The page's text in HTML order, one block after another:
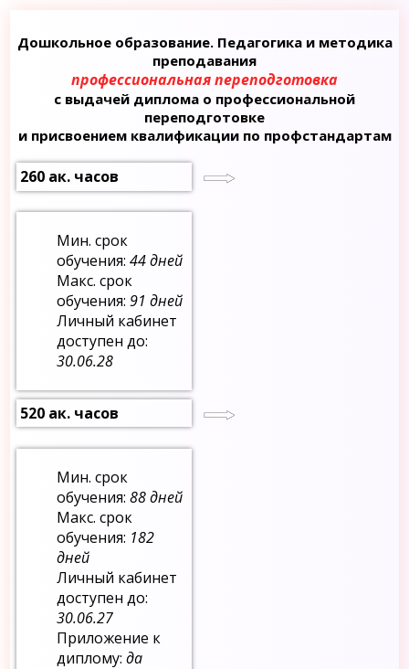
Дошкольное образование. Педагогика и методика
преподавания
профессиональная переподготовка
с выдачей диплома о профессиональной
переподготовке
и присвоением квалификации по профстандартам
260 ак. часов
Мин. срок
обучения:44 дней
Макс. срок
обучения:91 дней
Личный кабинет
доступен до:
30.06.28
520 ак. часов
Мин. срок
обучения:88 дней
Макс. срок
обучения: 182
дней
Личный кабинет
доступен до:
30.06.27
Приложение к
диплому:да